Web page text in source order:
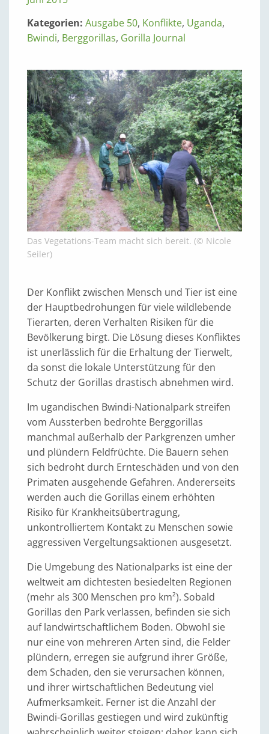
Kategorien: Ausgabe 50, Konflikte, Uganda,
Bwindi, Berggorillas, Gorilla Journal
Das Vegetations-Team macht sich bereit. (© Nicole
Seiler)
Der Konflikt zwischen Mensch und Tier ist eine
der Hauptbedrohungen für viele wildlebende
Tierarten, deren Verhalten Risiken für die
Bevölkerung birgt. Die Lösung dieses Konfliktes
ist unerlässlich für die Erhaltung der Tierwelt,
da sonst die lokale Unterstützung für den
Schutz der Gorillas drastisch abnehmen wird.
Im ugandischen Bwindi-Nationalpark streifen
vom Aussterben bedrohte Berggorillas
manchmal außerhalb der Parkgrenzen umher
und plündern Feldfrüchte. Die Bauern sehen
sich bedroht durch Ernteschäden und von den
Primaten ausgehende Gefahren. Andererseits
werden auch die Gorillas einem erhöhten
Risiko für Krankheitsübertragung,
unkontrolliertem Kontakt zu Menschen sowie
aggressiven Vergeltungsaktionen ausgesetzt.
Die Umgebung des Nationalparks ist eine der
weltweit am dichtesten besiedelten Regionen
(mehr als 300 Menschen pro km²). Sobald
Gorillas den Park verlassen, befinden sie sich
auf landwirtschaftlichem Boden. Obwohl sie
nur eine von mehreren Arten sind, die Felder
plündern, erregen sie aufgrund ihrer Größe,
dem Schaden, den sie verursachen können,
und ihrer wirtschaftlichen Bedeutung viel
Aufmerksamkeit. Ferner ist die Anzahl der
Bwindi-Gorillas gestiegen und wird zukünftig